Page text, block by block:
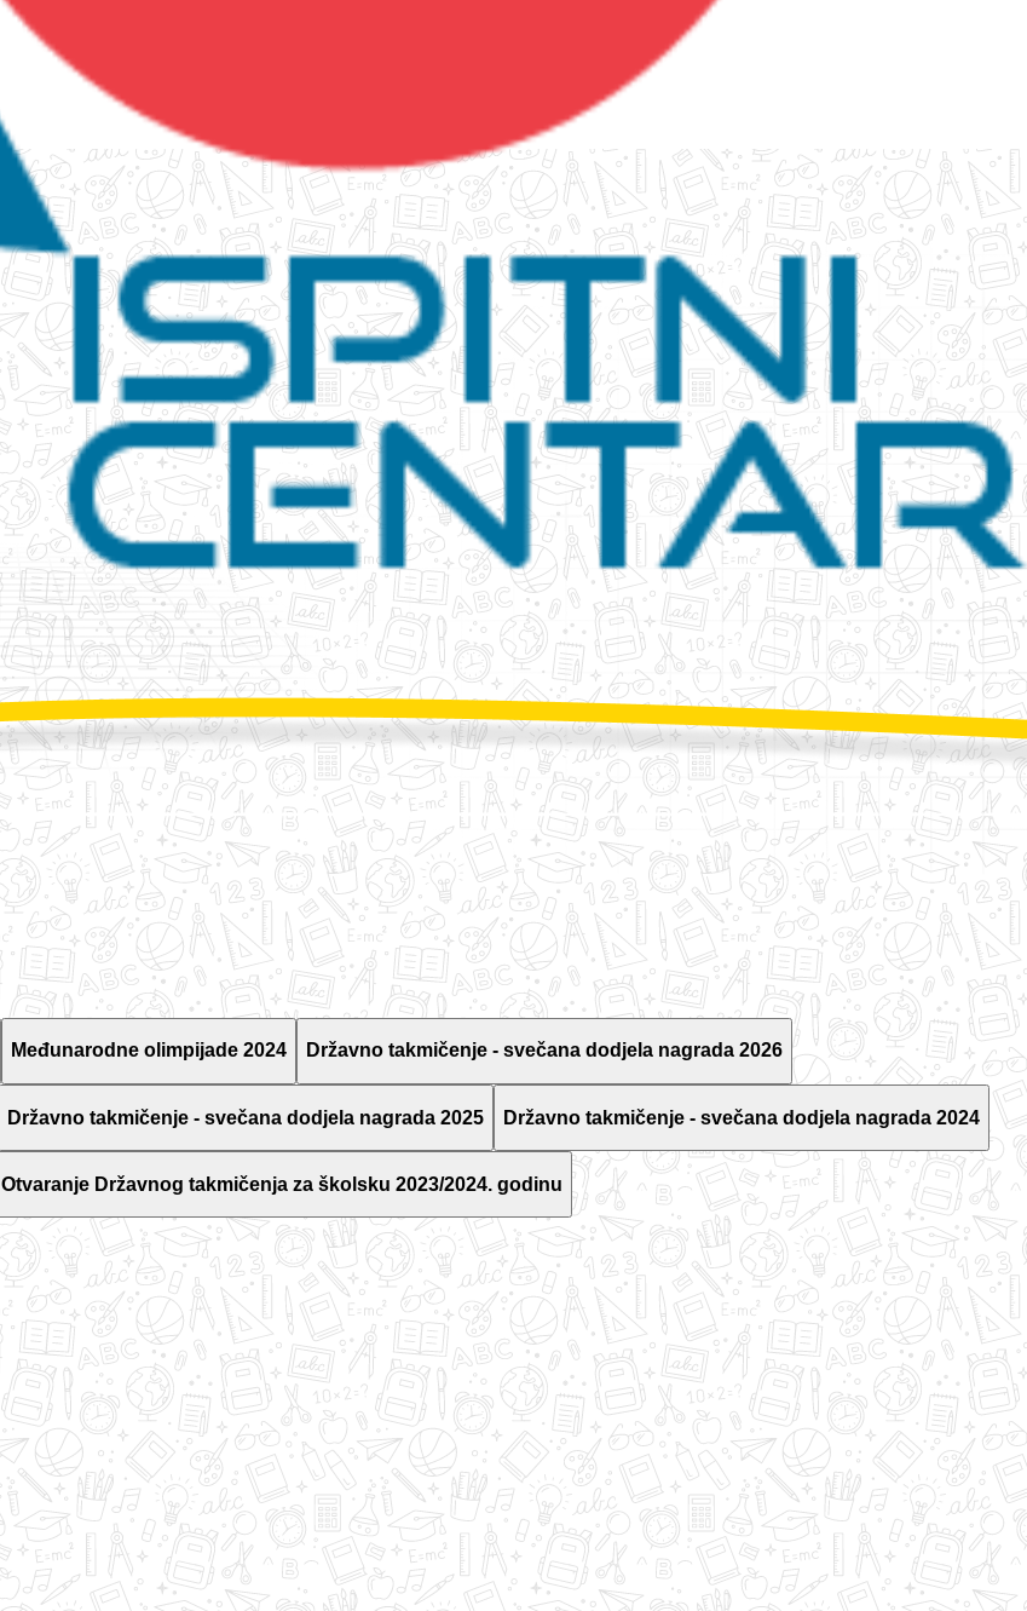
Međunarodne olimpijade 2024 Državno takmičenje - svečana dodjela nagrada 2026
Državno takmičenje - svečana dodjela nagrada 2025 Državno takmičenje - svečana dodjela nagrada 2024
Otvaranje Državnog takmičenja za školsku 2023/2024. godinu